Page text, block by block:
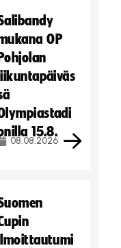
OP
Pohjolan
liikuntapäiväs
15.8.
08.08.2026